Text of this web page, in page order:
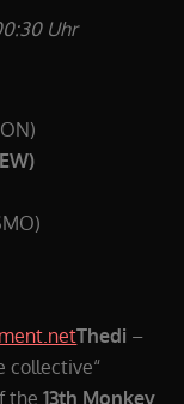
Uhr
Thedi –
collective“
the13th Monkey